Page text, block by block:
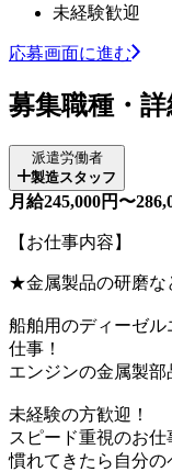
未経験歓迎
応募画面に進む
募集職種・
派遣労働者
製造スタッフ
月給245,000円〜
【お仕事内容】
★金属製品の研磨な
船舶用のディーゼ
仕事！
エンジンの金属製
未経験の方歓迎！
スピード重視のお仕
慣れてきたら自分の